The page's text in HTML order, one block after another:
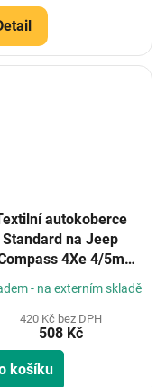
autokoberce
Standard na Jeep
4Xe 4/5m
- na externím skladě
420 Kč bez DPH
508 Kč
košíku